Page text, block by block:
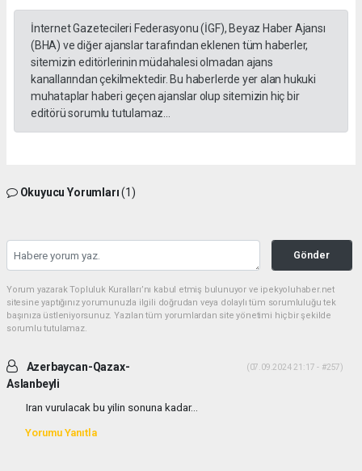
İnternet Gazetecileri Federasyonu (İGF), Beyaz Haber Ajansı
(BHA) ve diğer ajanslar tarafından eklenen tüm haberler,
sitemizin editörlerinin müdahalesi olmadan ajans
kanallarından çekilmektedir. Bu haberlerde yer alan hukuki
muhataplar haberi geçen ajanslar olup sitemizin hiç bir
editörü sorumlu tutulamaz...
Okuyucu Yorumları(1)
Gönder
Yorum yazarak Topluluk Kuralları’nı kabul etmiş bulunuyor ve ipekyoluhaber.net
sitesine yaptığınız yorumunuzla ilgili doğrudan veya dolaylı tüm sorumluluğu tek
başınıza üstleniyorsunuz. Yazılan tüm yorumlardan site yönetimi hiçbir şekilde
sorumlu tutulamaz.
Azerbaycan-Qazax-
Aslanbeyli
(07.09.2024 21:17 - #257)
Iran vurulacak bu yilin sonuna kadar...
Yorumu Yanıtla